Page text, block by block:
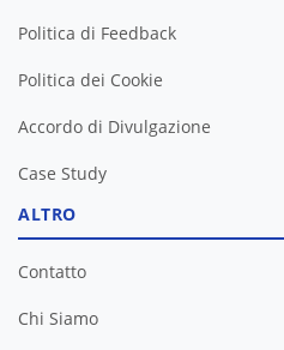
Politica di Feedback
Politica dei Cookie
Accordo di Divulgazione
Case Study
ALTRO
Contatto
Chi Siamo